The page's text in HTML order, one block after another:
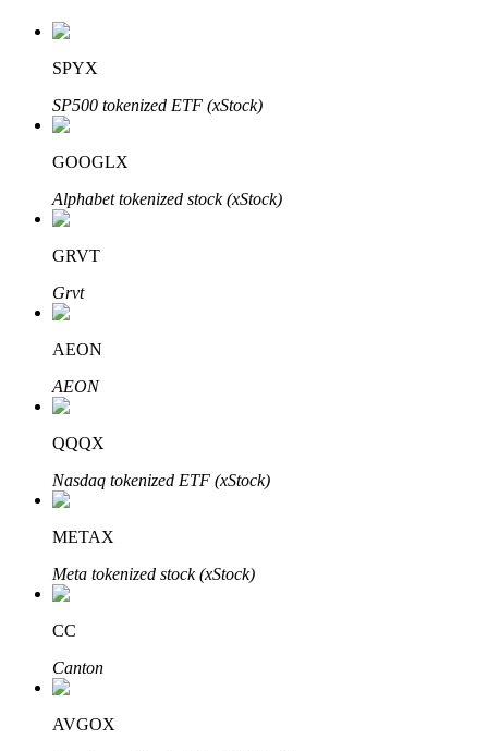
Investimento Automático
Obtenha lucro a longo prazo e interesses flexíveis
Aprenda a apostar
Aprenda como ganhar renda passiva
Bitrue
SPYX
SP500 tokenized ETF (xStock)
GOOGLX
Alphabet tokenized stock (xStock)
GRVT
Grvt
AEON
AEON
QQQX
Nasdaq tokenized ETF (xStock)
METAX
Meta tokenized stock (xStock)
CC
Canton
AVGOX